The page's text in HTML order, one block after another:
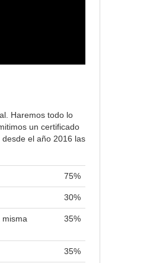
Haremos todo lo
un certificado
el año 2016 las
75%
30%
35%
35%